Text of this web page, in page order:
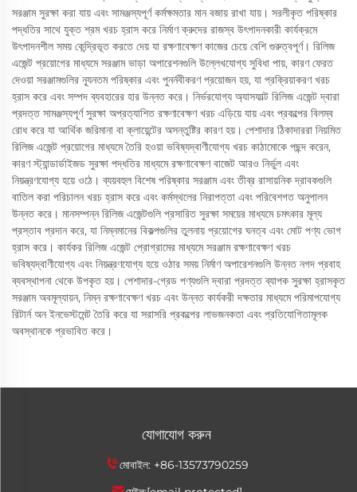
সরঞ্জাম সুরক্ষা করা যায় এবং সামঞ্জস্যপূর্ণ কর্মক্ষমতার মান বজায় রাখা যায়। সরলীকৃত পরিষ্কার
পদ্ধতির সাথে যুক্ত শ্রম খরচ হ্রাস করে নির্মাণ ক্রুদের রাজস্ব উৎপাদনকারী কার্যক্রমে
উৎপাদনশীল সময় কেন্দ্রিভূত করতে দেয় যা রক্ষণাবেক্ষণ কাজের চেয়ে বেশি গুরুত্বপূর্ণ। রিলিজ
এজেন্ট প্রয়োগের মাধ্যমে সরঞ্জাম ভাড়া অপারেশনগুলি উল্লেখযোগ্য সুবিধা পায়, কারণ ফেরত
দেওয়া সরঞ্জামগুলির ন্যূনতম পরিষ্কার এবং পুনর্নবীকরণ প্রয়োজন হয়, যা প্রক্রিয়াকরণ খরচ
হ্রাস করে এবং সম্পদ ব্যবহারের হার উন্নত করে। নির্ভরযোগ্য অ্যাসফাল্ট রিলিজ এজেন্ট দ্বারা
প্রদত্ত সামঞ্জস্যপূর্ণ সুরক্ষা অপ্রত্যাশিত রক্ষণাবেক্ষণ খরচ এড়িয়ে যায় এবং প্রকল্পের বিলম্ব
রোধ করে যা আর্থিক জরিমানা বা ক্লায়েন্টের অসন্তুষ্টির কারণ হয়। পেশাদার ঠিকাদাররা নিয়মিত
রিলিজ এজেন্ট প্রয়োগের মাধ্যমে তৈরি হওয়া ভবিষ্যদ্বাণীযোগ্য খরচ কাঠামোকে পছন্দ করেন,
কারণ স্ট্যান্ডার্ডাইজড সুরক্ষা পদ্ধতির মাধ্যমে রক্ষণাবেক্ষণ বাজেট আরও নির্ভুল এবং
নিয়ন্ত্রণযোগ্য হয়ে ওঠে। ব্যয়বহুল বিশেষ পরিষ্কার সরঞ্জাম এবং তীব্র রাসায়নিক দ্রাবকগুলি
বাতিল করা পরিচালন খরচ হ্রাস করে এবং কর্মস্থলের নিরাপত্তা এবং পরিবেশগত অনুপালন
উন্নত করে। মানসম্পন্ন রিলিজ এজেন্টগুলি প্রসারিত সুরক্ষা সময়ের মাধ্যমে চমৎকার মূল্য
প্রস্তাব প্রদান করে, যা নিম্নমানের বিকল্পগুলির তুলনায় প্রয়োগের ঘনত্ব এবং মোট পণ্য ভোগ
হ্রাস করে। কার্যকর রিলিজ এজেন্ট প্রোগ্রামের মাধ্যমে সরঞ্জাম রক্ষণাবেক্ষণ খরচ
ভবিষ্যদ্বাণীযোগ্য এবং নিয়ন্ত্রণযোগ্য হয়ে ওঠার সময় নির্মাণ অপারেশনগুলি উন্নত নগদ প্রবাহ
ব্যবস্থাপনা থেকে উপকৃত হয়। পেশাদার-গ্রেড পণ্যগুলি দ্বারা প্রদত্ত ব্যাপক সুরক্ষা হ্রাসকৃত
সরঞ্জাম অবমূল্যায়ন, নিম্ন রক্ষণাবেক্ষণ খরচ এবং উন্নত কার্যকরী দক্ষতার মাধ্যমে পরিমাপযোগ্য
রিটার্ন অন ইনভেস্টমেন্ট তৈরি করে যা সরাসরি প্রকল্পের লাভজনকতা এবং প্রতিযোগিতামূলক
অবস্থানকে প্রভাবিত করে।
যোগাযোগ করুন
মোবাইল: +86-13573790259